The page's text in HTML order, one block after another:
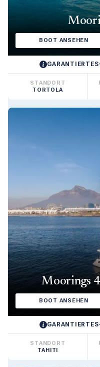
BOOT ANSEHEN
STANDORT
TORTOLA
Moorings
BOOT ANSEHEN
STANDORT
TAHITI